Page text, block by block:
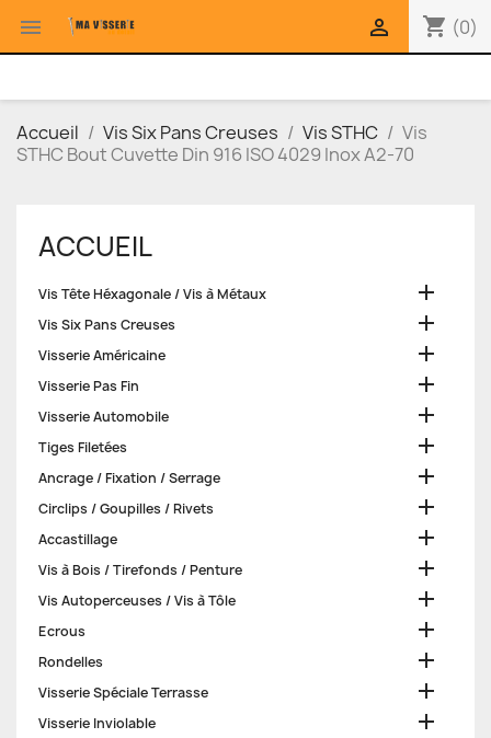
 shopping_cart (0)

Accueil Vis Six Pans Creuses Vis STHC
Vis
STHC Bout Cuvette Din 916 ISO 4029 Inox A2-70
ACCUEIL
Vis Tête Héxagonale / Vis à Métaux 
Vis Six Pans Creuses 
Visserie Américaine 
Visserie Pas Fin 
Visserie Automobile 
Tiges Filetées 
Ancrage / Fixation / Serrage 
Circlips / Goupilles / Rivets 
Accastillage 
Vis à Bois / Tirefonds / Penture 
Vis Autoperceuses / Vis à Tôle 
Ecrous 
Rondelles 
Visserie Spéciale Terrasse 
Visserie Inviolable 